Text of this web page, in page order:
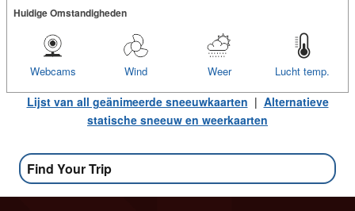
Huidige Omstandigheden
Lucht temp.
Weer
Wind
Webcams
Lijst van all geänimeerde sneeuwkaarten | Alternatieve
statische sneeuw en weerkaarten
Find Your Trip